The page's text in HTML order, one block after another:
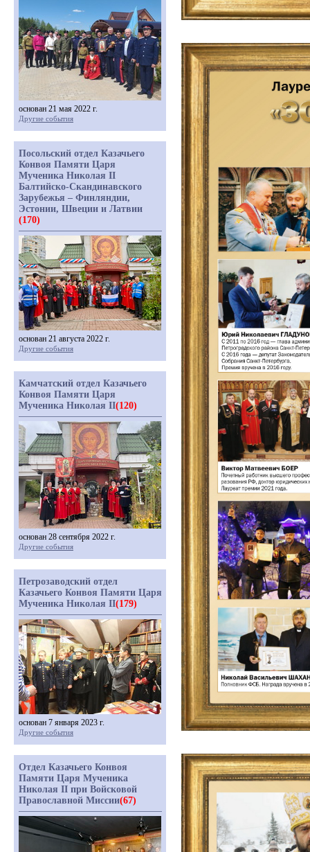
основан 21 мая 2022 г.
Другие события
Посольский отдел Казачьего
Конвоя Памяти Царя
Мученика Николая II
Балтийско-Скандинавского
Зарубежья – Финляндии,
Эстонии, Швеции и Латвии
(170)
основан 21 августа 2022 г.
Другие события
Камчатский отдел Казачьего
Конвоя Памяти Царя
Мученика Николая II(120)
основан 28 сентября 2022 г.
Другие события
Петрозаводский отдел
Казачьего Конвоя Памяти Царя
Мученика Николая II(179)
основан 7 января 2023 г.
Другие события
Отдел Казачьего Конвоя
Памяти Царя Мученика
Николая II при Войсковой
Православной Миссии(67)